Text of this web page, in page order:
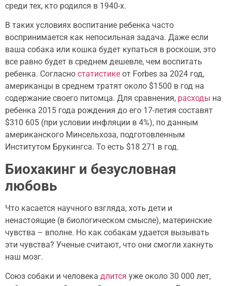
среди тех, кто родился в 1940-х.
В таких условиях воспитание ребенка часто
воспринимается как непосильная задача. Даже если
ваша собака или кошка будет купаться в роскоши, это
все равно будет в среднем дешевле, чем воспитать
ребенка. Согласно статистике от Forbes за 2024 год,
американцы в среднем тратят около $1500 в год на
содержание своего питомца. Для сравнения, расходы на
ребенка 2015 года рождения до его 17-летия составят
$310 605 (при условии инфляции в 4%), по данным
американского Минсельхоза, подготовленным
Институтом Брукингса. То есть $18 271 в год.
Биохакинг и безусловная
любовь
Что касается научного взгляда, хоть дети и
ненастоящие (в биологическом смысле), материнские
чувства – вполне. Но как собакам удается вызывать
эти чувства? Ученые считают, что они смогли хакнуть
наш мозг.
Союз собаки и человека длится уже около 30 000 лет,